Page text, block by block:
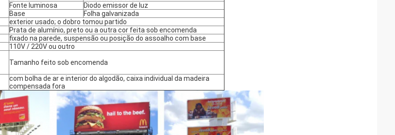
Fonte luminosa
Diodo emissor de luz
Base
Folha galvanizada
exterior usado; o dobro tomou partido
Prata de alumínio, preto ou a outra cor feita sob encomenda
fixado na parede, suspensão ou posição do assoalho com base
110V / 220V ou outro
Tamanho feito sob encomenda
com bolha de ar e interior do algodão, caixa individual da madeira
compensada fora